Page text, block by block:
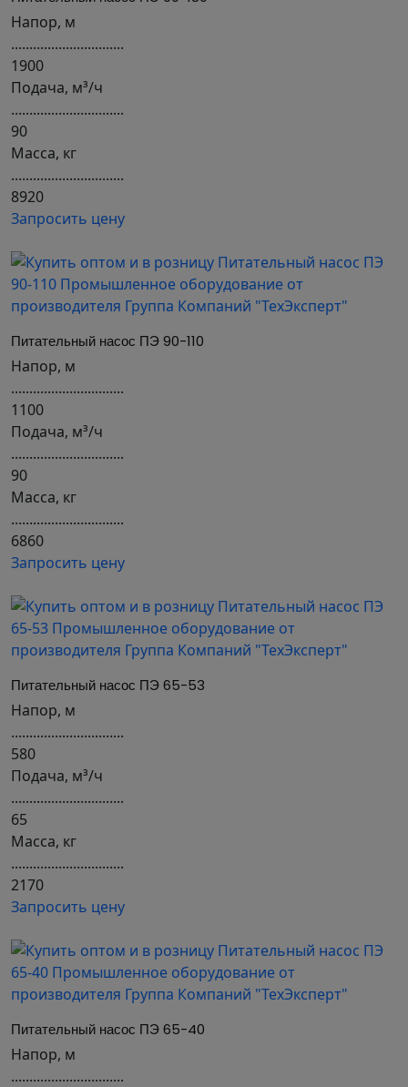
Напор, м
...............................
1900
Подача, м³/ч
...............................
90
Масса, кг
...............................
8920
Запросить цену
Питательный насос ПЭ 90-110
Напор, м
...............................
1100
Подача, м³/ч
...............................
90
Масса, кг
...............................
6860
Запросить цену
Питательный насос ПЭ 65-53
Напор, м
...............................
580
Подача, м³/ч
...............................
65
Масса, кг
...............................
2170
Запросить цену
Питательный насос ПЭ 65-40
Напор, м
...............................